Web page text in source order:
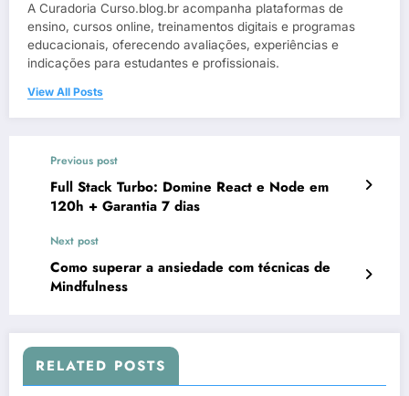
A Curadoria Curso.blog.br acompanha plataformas de
ensino, cursos online, treinamentos digitais e programas
educacionais, oferecendo avaliações, experiências e
indicações para estudantes e profissionais.
View All Posts
Previous post
Full Stack Turbo: Domine React e Node em
120h + Garantia 7 dias
Next post
Como superar a ansiedade com técnicas de
Mindfulness
RELATED POSTS